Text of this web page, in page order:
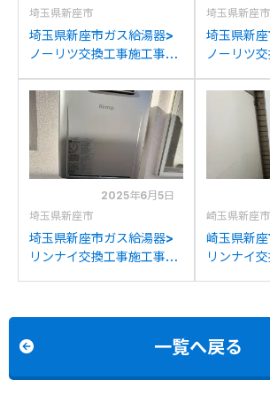
埼玉県新座市
埼玉県新座市ガス給湯器>
ノーリツ交換工事施工事
らノーリツGQ-2037RXへ
の交換
埼玉県新座市
埼玉県新
ノーリツ
ーリツGTH-
2025年6月5日
埼玉県新座市
埼玉県新座市ガス給湯器>
リンナイ交換工事施工事
崎玉県新座市
崎玉県新
リンナイ
一覧へ戻る